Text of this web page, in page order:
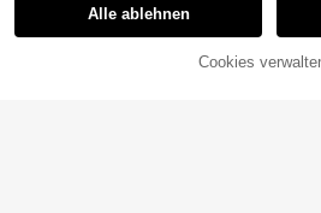
ZUM
Alle ablehnen
Cookies